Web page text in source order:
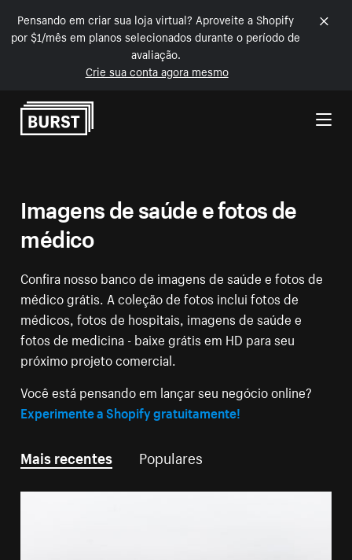
Pensando em criar sua loja virtual? Aproveite a Shopify
por $1/mês em planos selecionados durante o período de
avaliação.
Crie sua conta agora mesmo
Pular para o conteúdo
Imagens de saúde e fotos de
médico
Confira nosso banco de imagens de saúde e fotos de
médico grátis. A coleção de fotos inclui fotos de
médicos, fotos de hospitais, imagens de saúde e
fotos de medicina - baixe grátis em HD para seu
próximo projeto comercial.
Você está pensando em lançar seu negócio online?
Experimente a Shopify gratuitamente!
Mais recentes Populares